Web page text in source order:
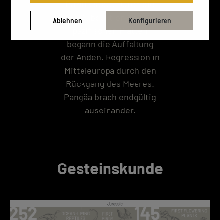
Pazifik statt. Durch die
Subduktion der
pazifischen Platten
begann die Auffaltung
der Anden. Regression in
Mitteleuropa durch den
Rückgang des Meeres.
Pangäa brach endgültig
auseinander.
Gesteinskunde
Ablehnen Konfigurieren